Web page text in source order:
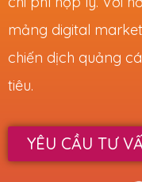
mảng digital
chiến dịch quảng
tiêu.
YÊU CẦU TƯ